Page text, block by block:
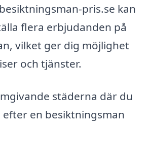
pris.se kan
flera erbjudanden på
vilket ger dig möjlighet
och tjänster.
städerna där du
efter en besiktningsman